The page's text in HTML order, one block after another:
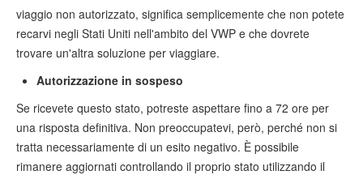
viaggio non autorizzato, significa semplicemente che non potete
recarvi negli Stati Uniti nell'ambito del VWP e che dovrete
trovare un'altra soluzione per viaggiare.
Autorizzazione in sospeso
Se ricevete questo stato, potreste aspettare fino a 72 ore per
una risposta definitiva. Non preoccupatevi, però, perché non si
tratta necessariamente di un esito negativo. È possibile
rimanere aggiornati controllando il proprio stato utilizzando il